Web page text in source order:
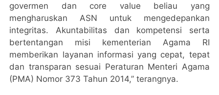
govermen dan core value beliau yang
mengharuskan ASN untuk mengedepankan
integritas. Akuntabilitas dan kompetensi serta
bertentangan misi kementerian Agama RI
memberikan layanan informasi yang cepat, tepat
dan transparan sesuai Peraturan Menteri Agama
(PMA) Nomor 373 Tahun 2014,” terangnya.